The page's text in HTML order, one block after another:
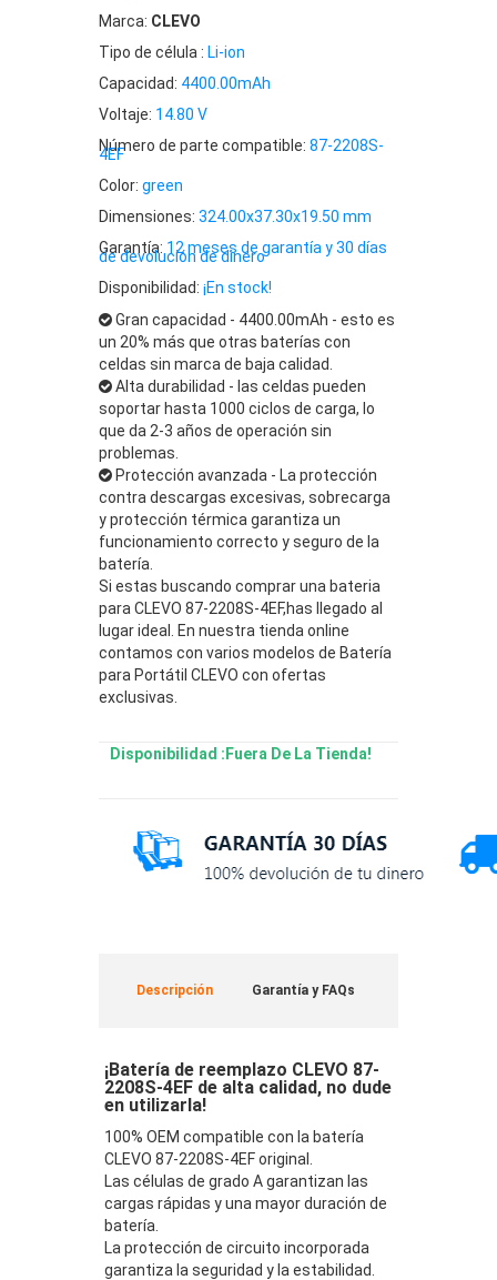
Marca: CLEVO
Tipo de célula : Li-ion
Capacidad: 4400.00mAh
Voltaje: 14.80 V
Número de parte compatible: 87-2208S-
4EF
Color: green
Dimensiones: 324.00x37.30x19.50 mm
Garantía: 12 meses de garantía y 30 días
de devolución de dinero
Disponibilidad: ¡En stock!
Gran capacidad - 4400.00mAh - esto es
un 20% más que otras baterías con
celdas sin marca de baja calidad.
Alta durabilidad - las celdas pueden
soportar hasta 1000 ciclos de carga, lo
que da 2-3 años de operación sin
problemas.
Protección avanzada - La protección
contra descargas excesivas, sobrecarga
y protección térmica garantiza un
funcionamiento correcto y seguro de la
batería.
Si estas buscando comprar una bateria
para CLEVO 87-2208S-4EF,has llegado al
lugar ideal. En nuestra tienda online
contamos con varios modelos de Batería
para Portátil CLEVO con ofertas
exclusivas.
Disponibilidad :Fuera De La Tienda!
Descripción Garantía y FAQs
¡Batería de reemplazo CLEVO 87-
2208S-4EF de alta calidad, no dude
en utilizarla!
100% OEM compatible con la batería
CLEVO 87-2208S-4EF original.
Las células de grado A garantizan las
cargas rápidas y una mayor duración de
batería.
La protección de circuito incorporada
garantiza la seguridad y la estabilidad.